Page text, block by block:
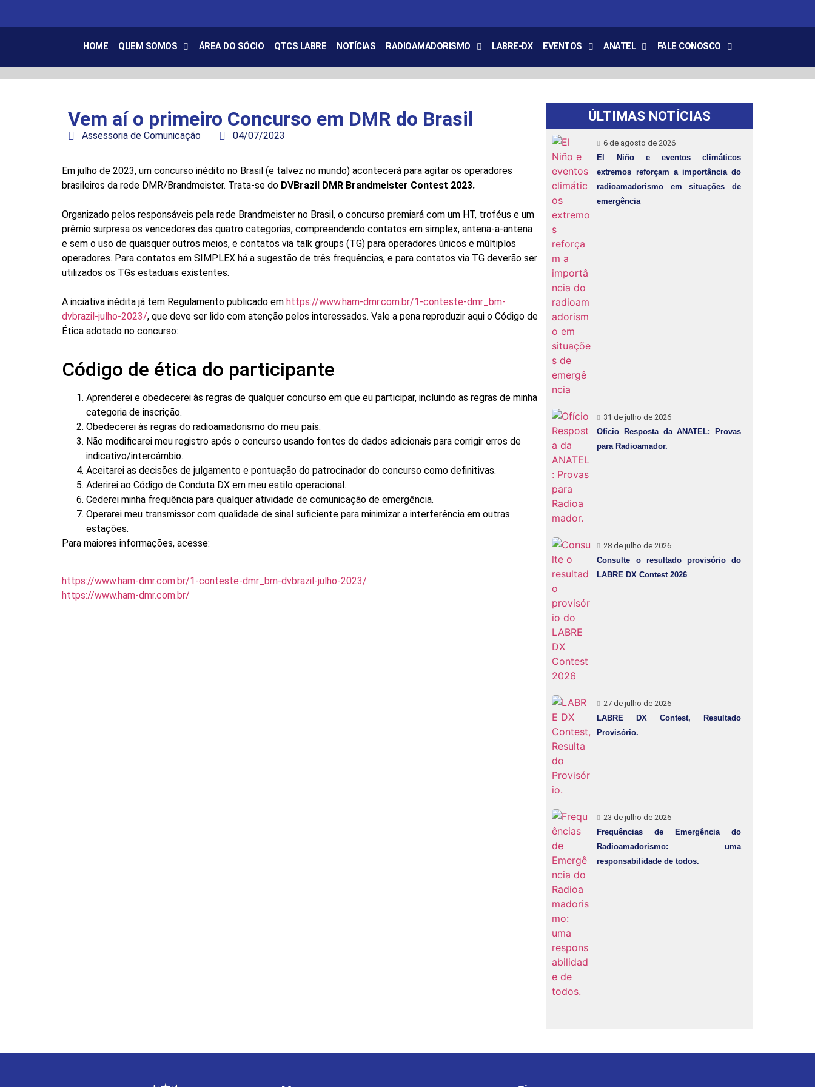
HOME QUEM SOMOS ÁREA DO SÓCIO QTCS LABRE NOTÍCIAS RADIOAMADORISMO LABRE-DX EVENTOS ANATEL FALE CONOSCO
Vem aí o primeiro Concurso em DMR do Brasil
Assessoria de Comunicação 04/07/2023
Em julho de 2023, um concurso inédito no Brasil (e talvez no mundo) acontecerá para agitar os operadores
brasileiros da rede DMR/Brandmeister. Trata-se do DVBrazil DMR Brandmeister Contest 2023.
Organizado pelos responsáveis pela rede Brandmeister no Brasil, o concurso premiará com um HT, troféus e um
prêmio surpresa os vencedores das quatro categorias, compreendendo contatos em simplex, antena-a-antena
e sem o uso de quaisquer outros meios, e contatos via talk groups (TG) para operadores únicos e múltiplos
operadores. Para contatos em SIMPLEX há a sugestão de três frequências, e para contatos via TG deverão ser
utilizados os TGs estaduais existentes.
A inciativa inédita já tem Regulamento publicado em https://www.ham-dmr.com.br/1-conteste-dmr_bm-
dvbrazil-julho-2023/, que deve ser lido com atenção pelos interessados. Vale a pena reproduzir aqui o Código de
Ética adotado no concurso:
Código de ética do participante
Aprenderei e obedecerei às regras de qualquer concurso em que eu participar, incluindo as regras de minha
categoria de inscrição.
Obedecerei às regras do radioamadorismo do meu país.
Não modificarei meu registro após o concurso usando fontes de dados adicionais para corrigir erros de
indicativo/intercâmbio.
Aceitarei as decisões de julgamento e pontuação do patrocinador do concurso como definitivas.
Aderirei ao Código de Conduta DX em meu estilo operacional.
Cederei minha frequência para qualquer atividade de comunicação de emergência.
Operarei meu transmissor com qualidade de sinal suficiente para minimizar a interferência em outras
estações.
Para maiores informações, acesse:
https://www.ham-dmr.com.br/1-conteste-dmr_bm-dvbrazil-julho-2023/
https://www.ham-dmr.com.br/
ÚLTIMAS NOTÍCIAS
6 de agosto de 2026
El Niño e eventos climáticos
extremos reforçam a importância do
radioamadorismo em situações de
emergência
31 de julho de 2026
Ofício Resposta da ANATEL: Provas
para Radioamador.
28 de julho de 2026
Consulte o resultado provisório do
LABRE DX Contest 2026
27 de julho de 2026
LABRE DX Contest, Resultado
Provisório.
23 de julho de 2026
Frequências de Emergência do
Radioamadorismo: uma
responsabilidade de todos.